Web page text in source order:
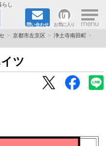
し
問い合わせ お気に入り ×
京都市左京区
浄土寺南田町
ツ